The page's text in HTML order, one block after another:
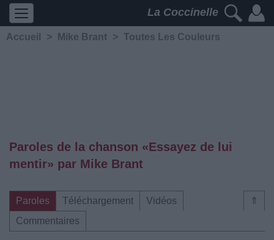
La Coccinelle
Accueil > Mike Brant > Toutes Les Couleurs
Paroles de la chanson «Essayez de lui
mentir» par Mike Brant
⇑
Paroles Téléchargement
Vidéos
Commentaires